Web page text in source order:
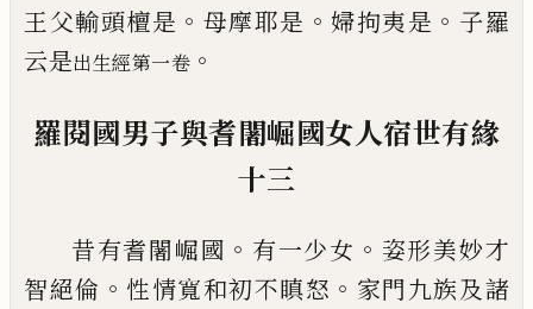
王父輸頭檀是 。 母摩耶是 。 婦拘夷是 。 子羅
云是出生經第一卷 。
羅閱國男子與耆闍崛國女人宿世有緣
十三
昔有耆闍崛國 。 有一少女 。 姿形美妙才
智絕倫 。 性情寬和初不瞋怒 。 家門九族及諸